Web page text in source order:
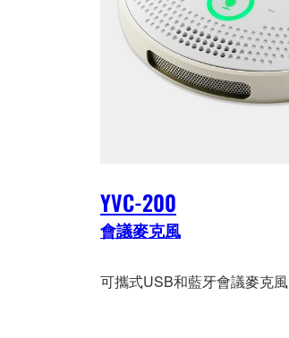
YVC-200
會議麥克風
可攜式USB和藍牙會議麥克風